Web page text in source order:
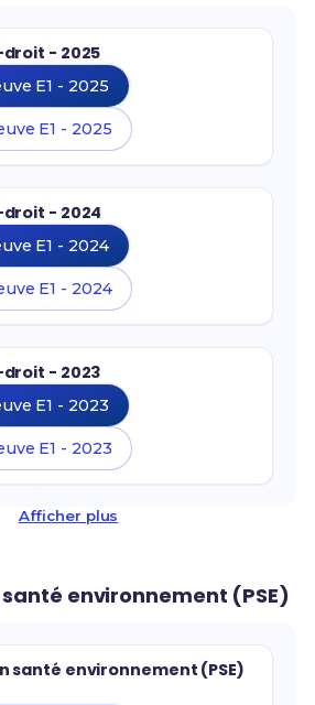
droit - 2025
E1 - 2025
E1 - 2025
droit - 2024
E1 - 2024
E1 - 2024
droit - 2023
E1 - 2023
E1 - 2023
Afficher plus
environnement (PSE)
santé environnement (PSE)